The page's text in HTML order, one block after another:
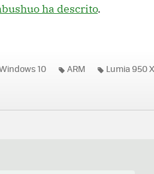
ha descrito.
10 ARM Lumia 950